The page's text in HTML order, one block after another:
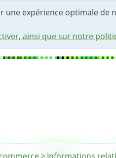
une expérience optimale
ainsi que sur notre